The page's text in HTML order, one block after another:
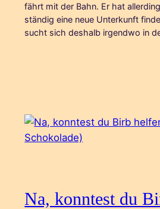
fährt mit der Bahn. Er hat
ständig eine neue Unterkunft
sucht sich deshalb irgendwo in
Na, konntest du